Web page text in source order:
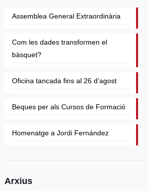
Assemblea General Extraordinària
Com les dades transformen el
bàsquet?
Oficina tancada fins al 26 d’agost
Beques per als Cursos de Formació
Homenatge a Jordi Fernández
Arxius